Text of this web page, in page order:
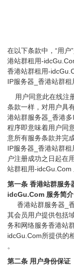
在以下条款中，“用
港站群租用-
香港站群租用-
IP服务器_香港站群租
用户同意此在线注
条款一样，对用户具
港站群服务器_香港
程序即意味着用户同
意所有服务条款并完
IP服务器_香港站群
户注册成功之日起在
站群租用-idcGu.Com
第一条 香港站群服务
idcGu.Com 服务简介
香港站群服务器_香
其会员用户提供包括
务和网络服务香港站
idcGu.Com所提供的
。
第二条 用户身份保证